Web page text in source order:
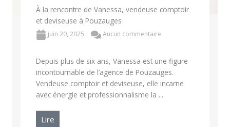
À la rencontre de Vanessa, vendeuse comptoir
et deviseuse à Pouzauges
juin 20, 2025 Aucun commentaire
Depuis plus de six ans, Vanessa est une figure
incontournable de l’agence de Pouzauges.
Vendeuse comptoir et deviseuse, elle incarne
avec énergie et professionnalisme la ...
Lire